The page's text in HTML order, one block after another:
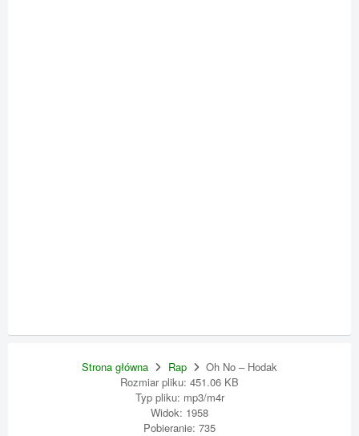
Strona główna Rap
Oh No – Hodak
Rozmiar pliku: 451.06 KB
Typ pliku: mp3/m4r
Widok: 1958
Pobieranie: 735